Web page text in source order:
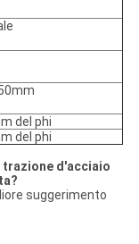
del phi
del phi
trazione d'acciaio
suggerimento